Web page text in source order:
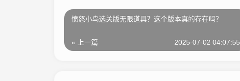
愤怒小鸟选关版无限道具？这个版本真的存在吗？
« 上一篇 2025-07-02 04:07:55